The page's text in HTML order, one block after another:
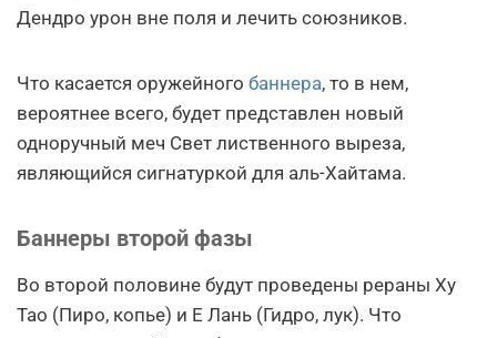
Дендро урон вне поля и лечить союзников.
Что касается оружейного баннера, то в нем,
вероятнее всего, будет представлен новый
одноручный меч Свет лиственного выреза,
являющийся сигнатуркой для аль-Хайтама.
Баннеры второй фазы
Во второй половине будут проведены рераны Ху
Тао (Пиро, копье) и Е Лань (Гидро, лук). Что